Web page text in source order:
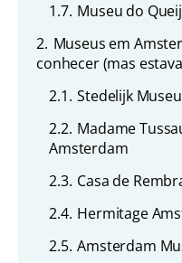
1.7. Museu do
2. Museus em
conhecer (mas
2.1. Stedelijk
2.2. Madame
Amsterdam
2.3. Casa de
2.4. Hermitage
2.5. Amsterdam